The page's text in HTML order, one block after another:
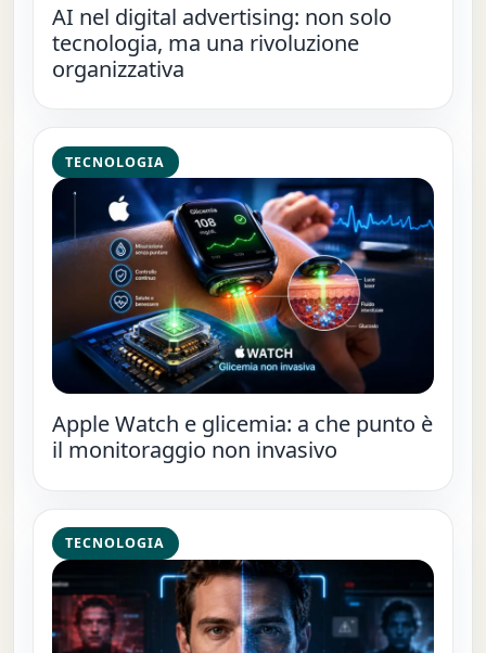
AI nel digital advertising: non solo
tecnologia, ma una rivoluzione
organizzativa
TECNOLOGIA
Apple Watch e glicemia: a che punto è
il monitoraggio non invasivo
TECNOLOGIA